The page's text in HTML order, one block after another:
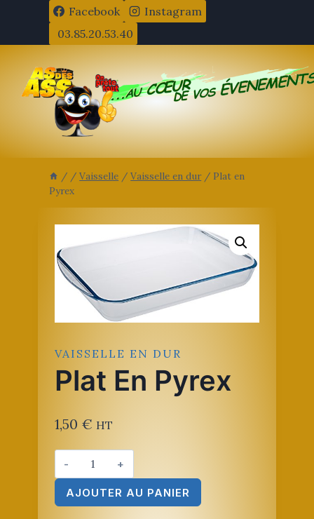
contenu
Facebook
Instagram
03.85.20.53.40
/ / Vaisselle / Vaisselle en dur / Plat en
Pyrex
VAISSELLE EN DUR
Plat En Pyrex
1,50 € HT
quantité
de
Plat
en
AJOUTER AU PANIER